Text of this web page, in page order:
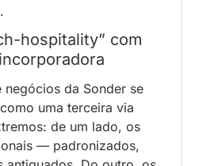
hospitality” com
negócios da Sonder se
uma terceira via
de um lado, os
— padronizados,